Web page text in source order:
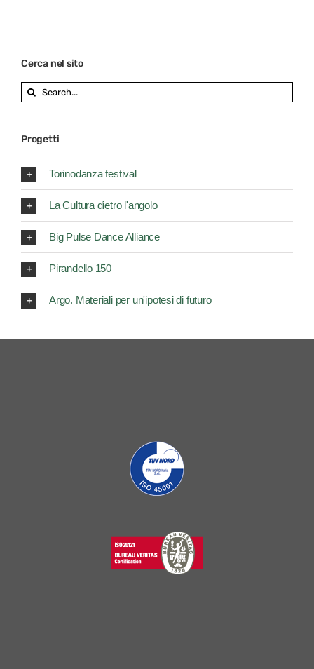
Cerca nel sito
Search
for:
Progetti
Torinodanza festival
La Cultura dietro l'angolo
Big Pulse Dance Alliance
Pirandello 150
Argo. Materiali per un'ipotesi di futuro